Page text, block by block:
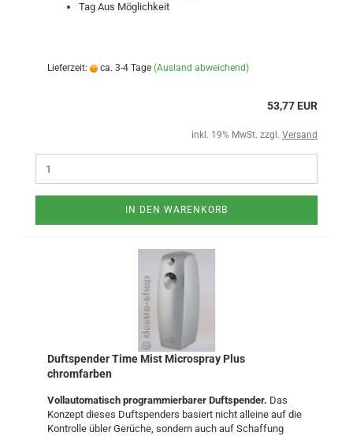
Tag Aus Möglichkeit
Lieferzeit: ca. 3-4 Tage (Ausland abweichend)
53,77 EUR
inkl. 19% MwSt. zzgl. Versand
IN DEN WARENKORB
Duftspender Time Mist Microspray Plus
chromfarben
Vollautomatisch programmierbarer Duftspender. Das
Konzept dieses Duftspenders basiert nicht alleine auf die
Kontrolle übler Gerüche, sondern auch auf Schaffung